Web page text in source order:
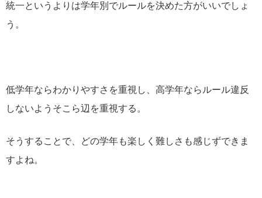
統一というよりは学年別でルールを決めた方がいいでしょ
う。
低学年ならわかりやすさを重視し、高学年ならルール違反
しないようそこら辺を重視する。
そうすることで、どの学年も楽しく難しさも感じずできま
すよね。